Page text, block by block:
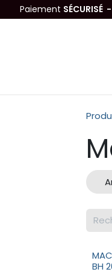
Paiement SÉCURISÉ -
BH